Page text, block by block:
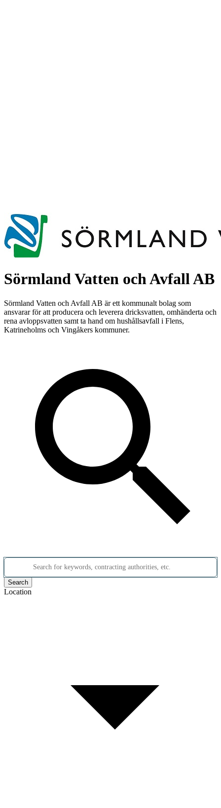
Sörmland Vatten och Avfall AB
Sörmland Vatten och Avfall AB är ett kommunalt bolag som
ansvarar för att producera och leverera dricksvatten, omhänderta och
rena avloppsvatten samt ta hand om hushållsavfall i Flens,
Katrineholms och Vingåkers kommuner.
Search for keywords, contracting authorities, etc.
Search
Location